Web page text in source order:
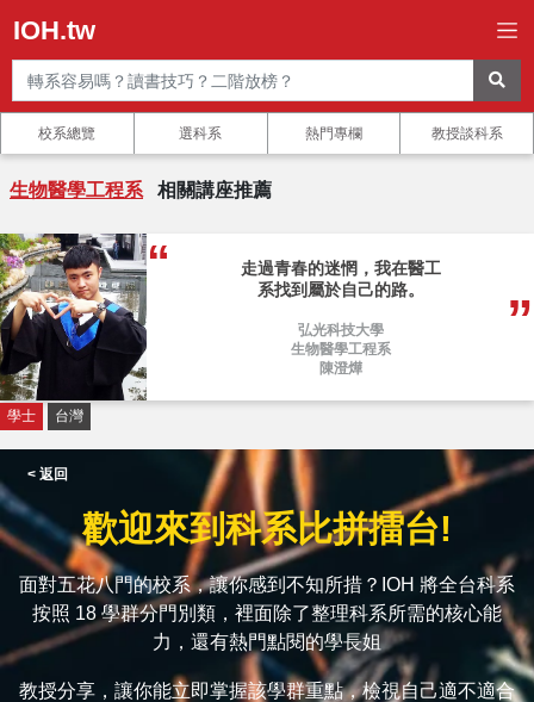
IOH.tw
校系總覽 選科系 熱門專欄 教授談科系
生物醫學工程系 相關講座推薦
走過青春的迷惘，我在醫工
系找到屬於自己的路。
弘光科技大學
生物醫學工程系
陳澄燁
學士 台灣
< 返回
歡迎來到科系比拼擂台!
面對五花八門的校系，讓你感到不知所措？IOH 將全台科系
按照 18 學群分門別類，裡面除了整理科系所需的核心能
力，還有熱門點閱的學長姐
教授分享，讓你能立即掌握該學群重點，檢視自己適不適合